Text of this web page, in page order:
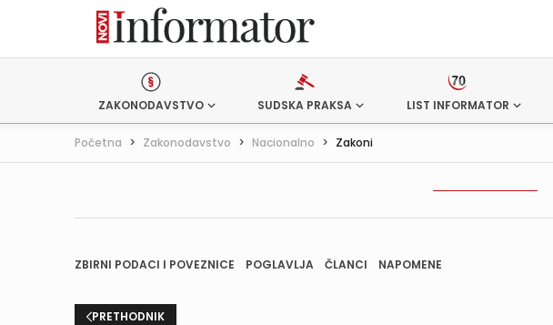
ZAKONODAVSTVO SUDSKA PRAKSA LIST INFORMATOR
Početna > Zakonodavstvo > Nacionalno > Zakoni
ZBIRNI PODACI I POVEZNICE POGLAVLJA ČLANCI NAPOMENE
PRETHODNIK